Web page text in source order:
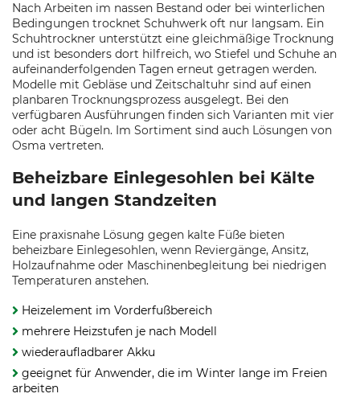
Nach Arbeiten im nassen Bestand oder bei winterlichen
Bedingungen trocknet Schuhwerk oft nur langsam. Ein
Schuhtrockner unterstützt eine gleichmäßige Trocknung
und ist besonders dort hilfreich, wo Stiefel und Schuhe an
aufeinanderfolgenden Tagen erneut getragen werden.
Modelle mit Gebläse und Zeitschaltuhr sind auf einen
planbaren Trocknungsprozess ausgelegt. Bei den
verfügbaren Ausführungen finden sich Varianten mit vier
oder acht Bügeln. Im Sortiment sind auch Lösungen von
Osma vertreten.
Beheizbare Einlegesohlen bei Kälte
und langen Standzeiten
Eine praxisnahe Lösung gegen kalte Füße bieten
beheizbare Einlegesohlen, wenn Reviergänge, Ansitz,
Holzaufnahme oder Maschinenbegleitung bei niedrigen
Temperaturen anstehen.
Heizelement im Vorderfußbereich
mehrere Heizstufen je nach Modell
wiederaufladbarer Akku
geeignet für Anwender, die im Winter lange im Freien
arbeiten